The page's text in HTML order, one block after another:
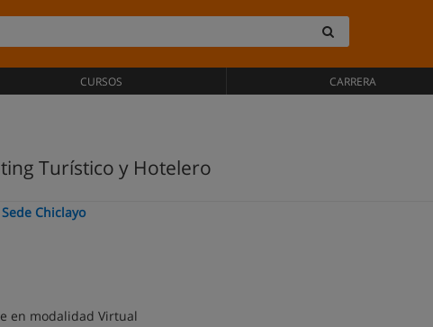
CURSOS CARRERA
Turístico y Hotelero
Chiclayo
en modalidad Virtual